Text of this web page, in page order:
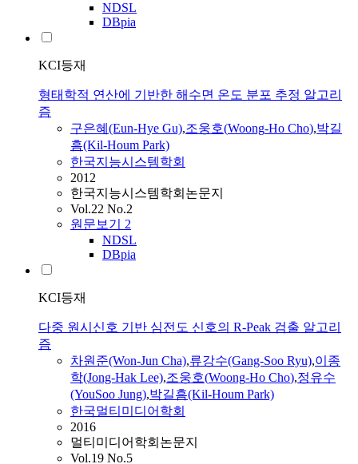
NDSL
DBpia
KCI등재
형태학적 연산에 기반한 해수면 온도 분포 추정 알고리
즘
구은혜(Eun-Hye Gu),조웅호(Woong-Ho Cho),박길
흠(Kil-Houm Park)
한국지능시스템학회
2012
한국지능시스템학회논문지
Vol.22 No.2
원문보기 2
NDSL
DBpia
KCI등재
다중 원시신호 기반 심전도 신호의 R-Peak 검출 알고리
즘
차원준(Won-Jun Cha),류강수(Gang-Soo Ryu),이종
학(Jong-Hak Lee),조웅호(Woong-Ho Cho),정유수
(YouSoo Jung),박길흠(Kil-Houm Park)
한국멀티미디어학회
2016
멀티미디어학회논문지
Vol.19 No.5